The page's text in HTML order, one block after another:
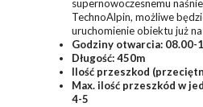
supernowoczesnemu
TechnoAlpin, możliwe
uruchomienie obiektu już
Godziny otwarcia: 08.00-
Długość: 450m
Ilość przeszkod
Max. ilość przeszkód w
4-5